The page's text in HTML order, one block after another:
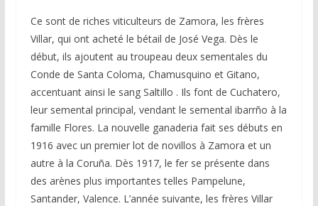
Ce sont de riches viticulteurs de Zamora, les frères
Villar, qui ont acheté le bétail de José Vega. Dès le
début, ils ajoutent au troupeau deux sementales du
Conde de Santa Coloma, Chamusquino et Gitano,
accentuant ainsi le sang Saltillo . Ils font de Cuchatero,
leur semental principal, vendant le semental ibarrño à la
famille Flores. La nouvelle ganaderia fait ses débuts en
1916 avec un premier lot de novillos à Zamora et un
autre à la Coruña. Dès 1917, le fer se présente dans
des arènes plus importantes telles Pampelune,
Santander, Valence. L’année suivante, les frères Villar